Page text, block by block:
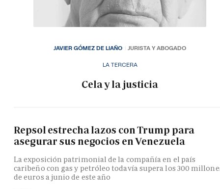
LA TERCERA
Cela y la justicia
JAVIER GÓMEZ DE LIAÑO JURISTA Y ABOGADO
Repsol estrecha lazos con Trump para
asegurar sus negocios en Venezuela
La exposición patrimonial de la compañía en el país
caribeño con gas y petróleo todavía supera los 300
de euros a junio de este año